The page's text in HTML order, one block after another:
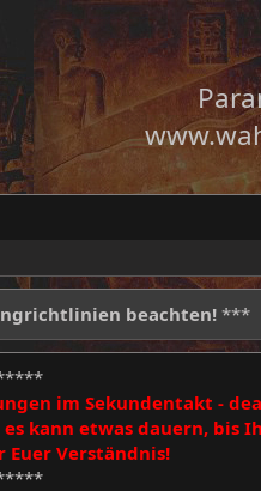
beachten! ***
im Sekundentakt -
kann etwas dauern, bis
Euer Verständnis!